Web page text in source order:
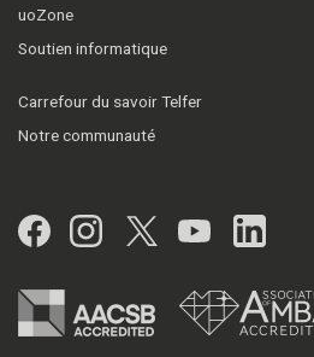
uoZone
Soutien informatique
Carrefour du savoir Telfer
Notre communauté
Facebook
Instagram
Twitter
YouTube